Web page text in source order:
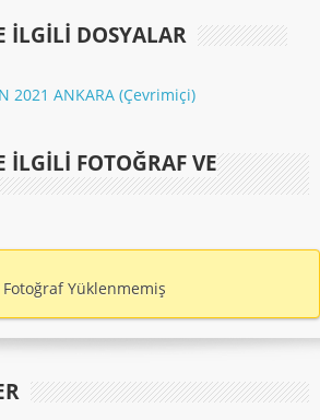
İLGILI DOSYALAR
2021 ANKARA (Çevrimiçi)
İLGILI FOTOĞRAF VE
Yüklenmemiş